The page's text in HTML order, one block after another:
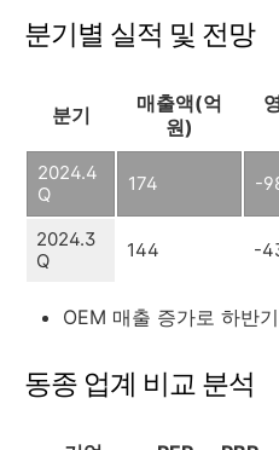
분기별 실적 및 전망
분기
매출액(억
원)
2024.4
Q
174 -
2024.3
Q
144 -
OEM 매출 증가로 하반
동종 업계 비교 분석